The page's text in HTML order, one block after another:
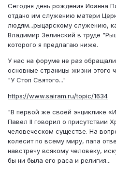
Сегодня день рождения Иоанна
отдано им служению матери
людям...рыцарскому служению,
Владимир Зелинский в труде
которого я предлагаю ниже.
У нас на форуме не раз
основные страницы жизни этого
"У Стоп Святого..."
https://www.sairam.ru/topic/1634
"В первой же своей энциклике
Павел II говорил о присутствии
человеческом существе. На
колесит по всему миру, папа
навстречу всякому человеку,
бы ни была его раса и религия...